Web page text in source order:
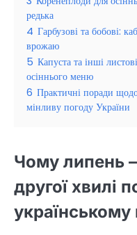
редька
4 Гарбузові та бобові:
врожаю
5 Капуста та інші
осіннього меню
6 Практичні поради
мінливу погоду України
Чому липень
другої хвилі
українському